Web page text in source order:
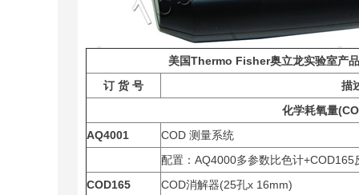
美国Thermo Fisher奥立龙实验室产
订 货 号
描
化学耗氧量
AQ4001
COD 测量系统
配置：AQ4000多参数比色计+COD165
COD165
COD消解器(25孔x 16mm)